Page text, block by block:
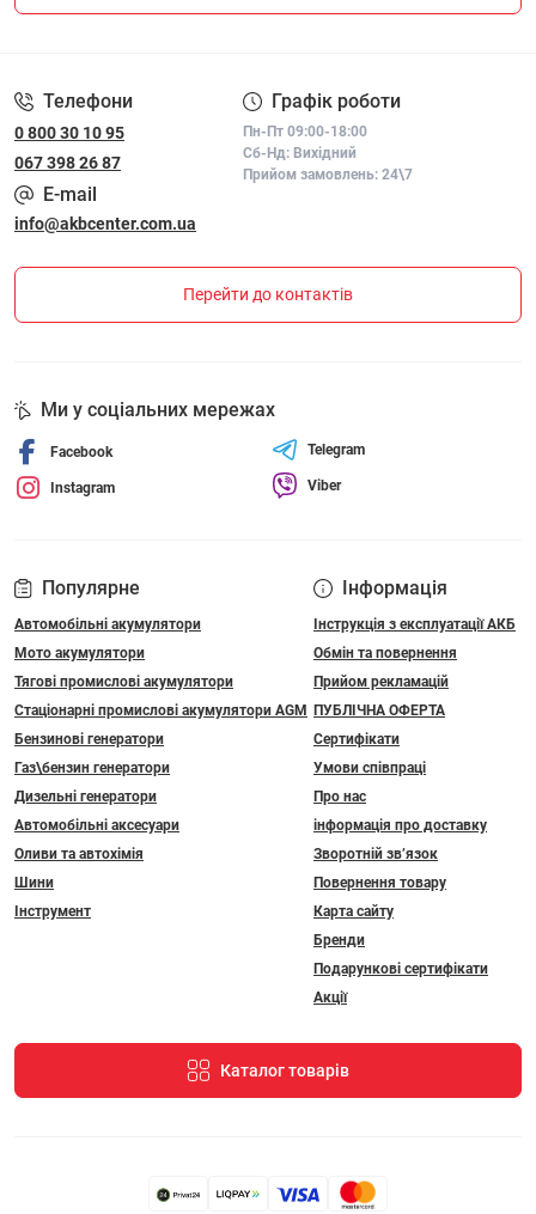
Телефони
0 800 30 10 95
067 398 26 87
Графік роботи
Пн-Пт 09:00-18:00
Сб-Нд: Вихідний
Прийом замовлень: 24\7
E-mail
info@akbcenter.com.ua
Перейти до контактів
Популярне
Автомобільні акумулятори
Мото акумулятори
Тягові промислові акумулятори
Стаціонарні промислові акумулятори АGM
Бензинові генератори
Газ\бензин генератори
Дизельні генератори
Автомобільні аксесуари
Оливи та автохімія
Шини
Інструмент
Інформація
Інструкція з експлуатації АКБ
Обмін та повернення
Прийом рекламацій
ПУБЛІЧНА ОФЕРТА
Сертифікати
Умови співпраці
Про нас
інформація про доставку
Зворотній зв’язок
Повернення товару
Карта сайту
Бренди
Подарункові сертифікати
Акції
Каталог товарів
Ми у соціальних мережах
Facebook
Instagram
Telegram
Viber